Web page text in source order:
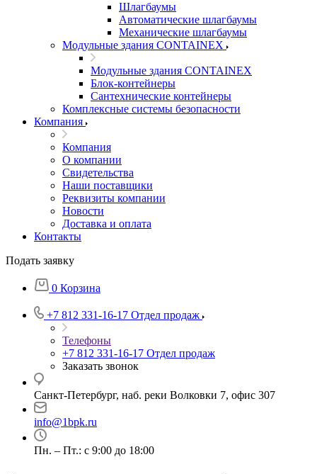
Шлагбаумы
Автоматические шлагбаумы
Механические шлагбаумы
Модульные здания CONTAINEX
Модульные здания CONTAINEX
Блок-контейнеры
Сантехнические контейнеры
Комплексные системы безопасности
Компания
Компания
О компании
Свидетельства
Наши поставщики
Реквизиты компании
Новости
Доставка и оплата
Контакты
Подать заявку
0 Корзина
+7 812 331-16-17 Отдел продаж
Телефоны
+7 812 331-16-17 Отдел продаж
Заказать звонок
Санкт-Петербург, наб. реки Волковки 7, офис 307
info@1bpk.ru
Пн. – Пт.: с 9:00 до 18:00